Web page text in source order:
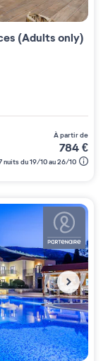
(Adults only)
à partir de
784€
nuits du 19/10 au 26/10